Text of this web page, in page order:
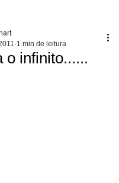
o infinito......
1 min de leitura